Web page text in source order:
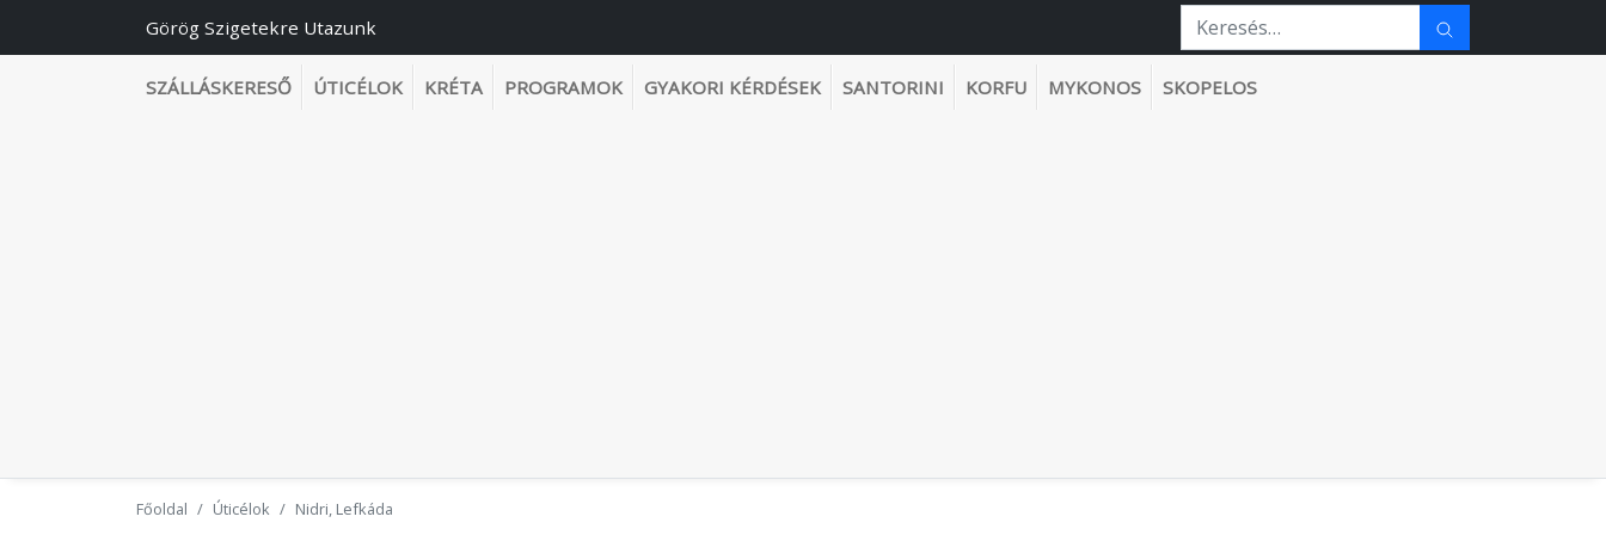
Görög Szigetekre Utazunk
SZÁLLÁSKERESŐ ÚTICÉLOK KRÉTA PROGRAMOK GYAKORI KÉRDÉSEK SANTORINI KORFU MYKONOS SKOPELOS
Főoldal Úticélok Nidri, Lefkáda